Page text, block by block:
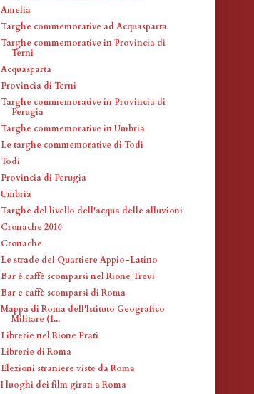
Amelia
Targhe commemorative ad Acquasparta
Targhe commemorative in Provincia di
Terni
Acquasparta
Provincia di Terni
Targhe commemorative in Provincia di
Perugia
Targhe commemorative in Umbria
Le targhe commemorative di Todi
Todi
Provincia di Perugia
Umbria
Targhe del livello dell'acqua delle alluvioni
Cronache 2016
Cronache
Le strade del Quartiere Appio-Latino
Bar è caffè scomparsi nel Rione Trevi
Bar e caffè scomparsi di Roma
Mappa di Roma dell'Istituto Geografico
Militare (1...
Librerie nel Rione Prati
Librerie di Roma
Elezioni straniere viste da Roma
I luoghi dei film girati a Roma